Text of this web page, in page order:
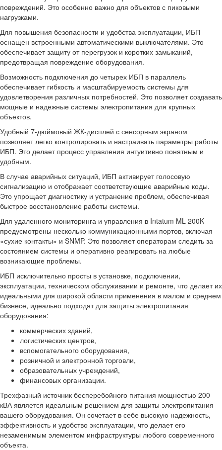
повреждений. Это особенно важно для объектов с пиковыми
нагрузками.
Для повышения безопасности и удобства эксплуатации, ИБП
оснащен встроенными автоматическими выключателями. Это
обеспечивает защиту от перегрузок и коротких замыканий,
предотвращая повреждение оборудования.
Возможность подключения до четырех ИБП в параллель
обеспечивает гибкость и масштабируемость системы для
удовлетворения различных потребностей. Это позволяет создавать
мощные и надежные системы электропитания для крупных
объектов.
Удобный 7-дюймовый ЖК-дисплей с сенсорным экраном
позволяет легко контролировать и настраивать параметры работы
ИБП. Это делает процесс управления интуитивно понятным и
удобным.
В случае аварийных ситуаций, ИБП активирует голосовую
сигнализацию и отображает соответствующие аварийные коды.
Это упрощает диагностику и устранение проблем, обеспечивая
быстрое восстановление работы системы.
Для удаленного мониторинга и управления в Intatum ML 200K
предусмотрены несколько коммуникационными портов, включая
«сухие контакты» и SNMP. Это позволяет операторам следить за
состоянием системы и оперативно реагировать на любые
возникающие проблемы.
ИБП исключительно просты в установке, подключении,
эксплуатации, техническом обслуживании и ремонте, что делает их
идеальными для широкой области применения в малом и среднем
бизнесе, идеально подходят для защиты электропитания
оборудования:
коммерческих зданий,
логистических центров,
вспомогательного оборудования,
розничной и электронной торговли,
образовательных учреждений,
финансовых организации.
Трехфазный источник бесперебойного питания мощностью 200
кВА является идеальным решением для защиты электропитания
вашего оборудования. Он сочетает в себе высокую надежность,
эффективность и удобство эксплуатации, что делает его
незаменимым элементом инфраструктуры любого современного
объекта.